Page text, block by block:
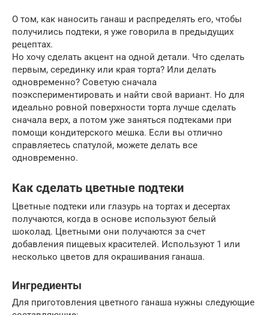
О том, как наносить ганаш и распределять его, чтобы
получились подтеки, я уже говорила в предыдущих
рецептах.
Но хочу сделать акцент на одной детали. Что сделать
первым, серединку или края торта? Или делать
одновременно? Советую сначала
поэкспериментировать и найти свой вариант. Но для
идеально ровной поверхности торта лучше сделать
сначала верх, а потом уже заняться подтеками при
помощи кондитерского мешка. Если вы отлично
справляетесь спатулой, можете делать все
одновременно.
Как сделать цветные подтеки
Цветные подтеки или глазурь на тортах и десертах
получаются, когда в основе используют белый
шоколад. Цветными они получаются за счет
добавления пищевых красителей. Используют 1 или
несколько цветов для окрашивания ганаша.
Ингредиенты
Для приготовления цветного ганаша нужны следующие